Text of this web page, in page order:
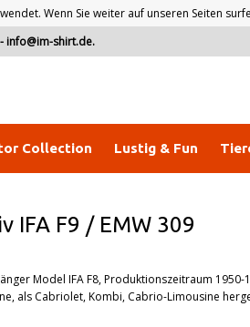
Wenn Sie weiter auf unseren Seiten
- info@im-shirt.de.
Collection Lustig & Fun
IFA F9 / EMW 309
Model IFA F8, Produktionszeitraum 1950-
als Cabriolet, Kombi, Cabrio-Limousine